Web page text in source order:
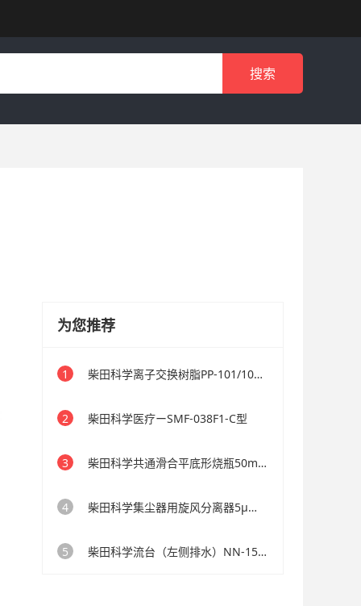
搜索
为您推荐
1 柴田科学离子交换树脂PP-101/102用
2 柴田科学医疗ーSMF-038F1-C型
3 柴田科学共通滑合平底形烧瓶50mL24/40
4 柴田科学集尘器用旋风分离器5μm切割
5 柴田科学流台（左侧排水）NN-157型